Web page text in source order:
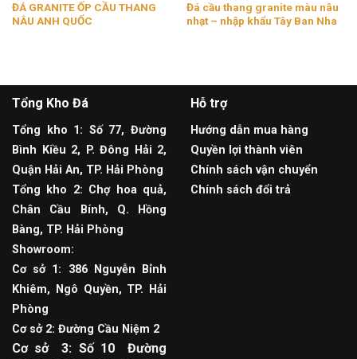
ĐÁ GRANITE ỐP CẦU THANG
NÂU ANH QUỐC
Đá cầu thang granite màu nâu
nhạt – nhập khẩu Tây Ban Nha
Tổng Kho Đá
Tổng kho 1: Số 77, Đường
Bình Kiều 2, P. Đông Hải 2,
Quận Hải An, TP. Hải Phòng
Tổng kho 2: Chợ hoa quả,
Chân Cầu Bính, Q. Hồng
Bàng, TP. Hải Phòng
Showroom:
Cơ sở 1: 386 Nguyễn Bỉnh
Khiêm, Ngô Quyền, TP. Hải
Phòng
Cơ sở 2: Đường Cầu Niệm 2
Cơ sở 3: Số 10 Đường
Hỗ trợ
Hướng dẫn mua hàng
Quyền lợi thành viên
Chính sách vận chuyển
Chính sách đổi trả